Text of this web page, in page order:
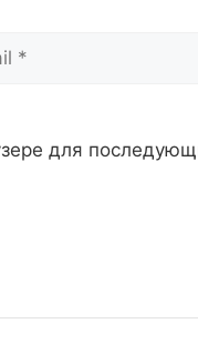
для